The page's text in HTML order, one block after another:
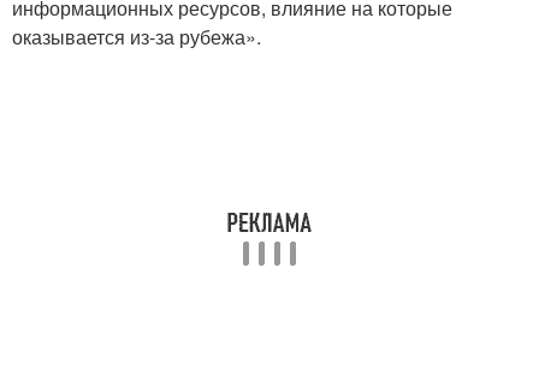
информационных ресурсов, влияние на которые
оказывается из-за рубежа».